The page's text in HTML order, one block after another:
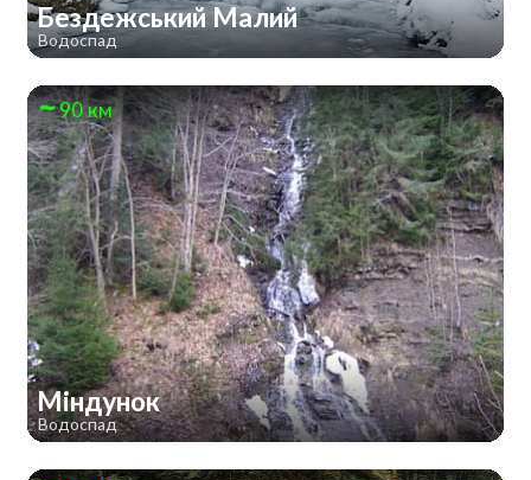
Бездежський Малий
Водоспад
90 км
Міндунок
Водоспад